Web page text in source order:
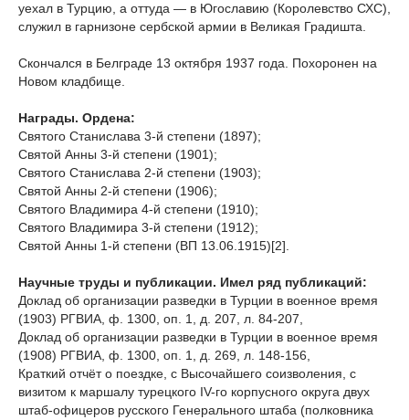
уехал в Турцию, а оттуда — в Югославию (Королевство СХС),
служил в гарнизоне сербской армии в Великая Градишта.
Скончался в Белграде 13 октября 1937 года. Похоронен на
Новом кладбище.
Награды. Ордена:
Святого Станислава 3-й степени (1897);
Святой Анны 3-й степени (1901);
Святого Станислава 2-й степени (1903);
Святой Анны 2-й степени (1906);
Святого Владимира 4-й степени (1910);
Святого Владимира 3-й степени (1912);
Святой Анны 1-й степени (ВП 13.06.1915)[2].
Научные труды и публикации. Имел ряд публикаций:
Доклад об организации разведки в Турции в военное время
(1903) РГВИА, ф. 1300, оп. 1, д. 207, л. 84-207,
Доклад об организации разведки в Турции в военное время
(1908) РГВИА, ф. 1300, оп. 1, д. 269, л. 148-156,
Краткий отчёт о поездке, с Высочайшего соизволения, с
визитом к маршалу турецкого IV-го корпусного округа двух
штаб-офицеров русского Генерального штаба (полковника